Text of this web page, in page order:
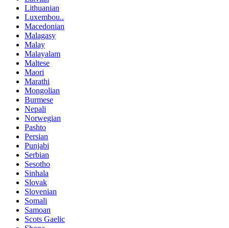
Lithuanian
Luxembou..
Macedonian
Malagasy
Malay
Malayalam
Maltese
Maori
Marathi
Mongolian
Burmese
Nepali
Norwegian
Pashto
Persian
Punjabi
Serbian
Sesotho
Sinhala
Slovak
Slovenian
Somali
Samoan
Scots Gaelic